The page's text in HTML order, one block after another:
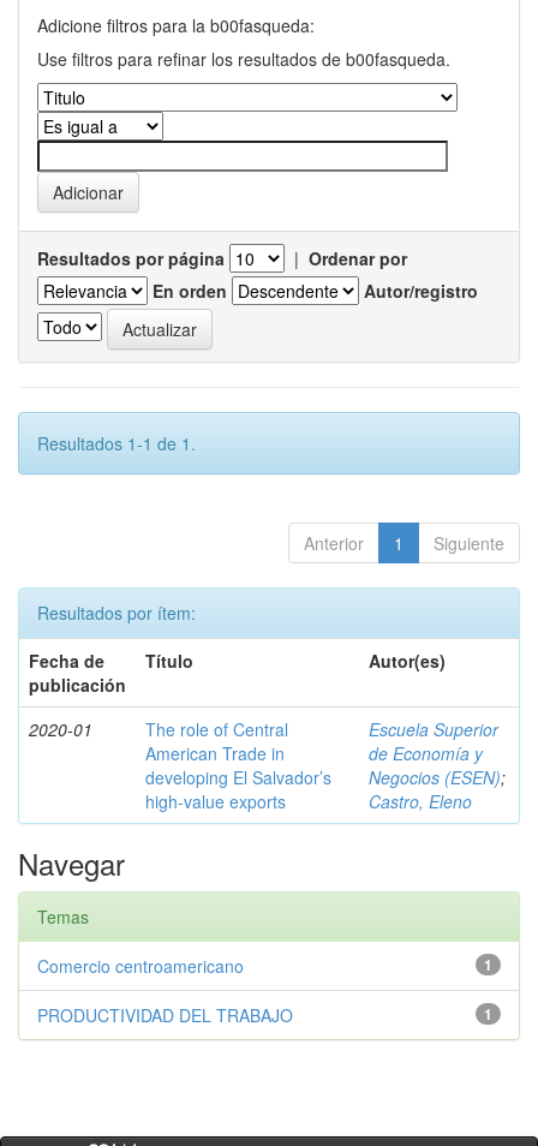
Adicione filtros para la b00fasqueda:
Use filtros para refinar los resultados de b00fasqueda.
Resultados por página | Ordenar por
En orden
Autor/registro
Resultados 1-1 de 1.
Anterior 1 Siguiente
Resultados por ítem:
Fecha de
publicación
Título Autor(es)
2020-01
The role of Central
American Trade in
developing El Salvador’s
high-value exports
Escuela Superior
de Economía y
Negocios (ESEN);
Castro, Eleno
Navegar
Temas
1
Comercio centroamericano
1
PRODUCTIVIDAD DEL TRABAJO